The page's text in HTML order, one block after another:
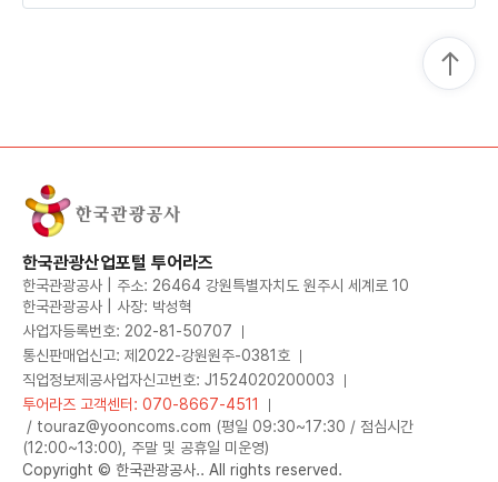
한국관광산업포털 투어라즈
한국관광공사 | 주소: 26464 강원특별자치도 원주시 세계로 10
한국관광공사 | 사장: 박성혁
사업자등록번호: 202-81-50707
통신판매업신고: 제2022-강원원주-0381호
직업정보제공사업자신고번호: J1524020200003
투어라즈 고객센터: 070-8667-4511
/ touraz@yooncoms.com (평일 09:30~17:30 / 점심시간
(12:00~13:00), 주말 및 공휴일 미운영)
Copyright © 한국관광공사.. All rights reserved.